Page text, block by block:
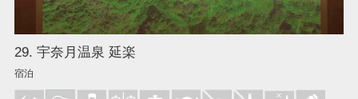
29. 宇奈月温泉 延楽
宿泊